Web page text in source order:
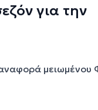
για την
μειωμένου